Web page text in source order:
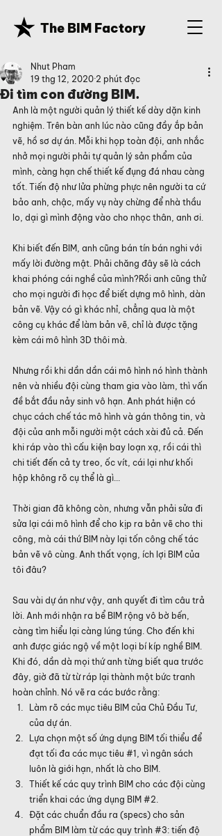
The BIM Factory
Đi tìm con đường BIM.
Nhut Pham
19 thg 12, 2020 2 phút đọc
Anh là một người quản lý thiết kế dày dặn kinh
nghiệm. Trên bàn anh lúc nào cũng đầy ắp bản
vẽ, hồ sơ dự án. Mỗi khi họp toàn đội, anh nhắc
nhở mọi người phải tự quản lý sản phẩm của
mình, càng hạn chế thiết kế đụng đá nhau càng
tốt. Tiến độ như lửa phừng phực nên người ta cứ
bảo anh, chậc, mấy vụ này chừng để nhà thầu
lo, dại gì mình động vào cho nhọc thân, anh ơi.
Khi biết đến BIM, anh cũng bán tín bán nghi với
mấy lời đường mật. Phải chăng đây sẽ là cách
khai phóng cái nghề của mình?Rồi anh cũng thử
cho mọi người đi học để biết dựng mô hình, dàn
bản vẽ. Vậy có gì khác nhỉ, chẳng qua là một
công cụ khác để làm bản vẽ, chỉ là được tặng
kèm cái mô hình 3D thôi mà.
Nhưng rồi khi dần dần cái mô hình nó hình thành
nên và nhiều đội cùng tham gia vào làm, thì vấn
đề bắt đầu nảy sinh vô hạn. Anh phát hiện có
chục cách chế tác mô hình và gán thông tin, và
đội của anh mỗi người một cách xài đủ cả. Đến
khi ráp vào thì cấu kiện bay loạn xạ, rồi cái thì
chi tiết đến cả ty treo, ốc vít, cái lại như khối
hộp không rõ cụ thể là gì...
Thời gian đã không còn, nhưng vẫn phải sửa đi
sửa lại cái mô hình để cho kịp ra bản vẽ cho thi
công, mà cái thứ BIM này lại tốn công chế tác
bản vẽ vô cùng. Anh thất vọng, ích lợi BIM của
tôi đâu?
Sau vài dự án như vậy, anh quyết đi tìm câu trả
lời. Anh mới nhận ra bể BIM rộng vô bờ bến,
càng tìm hiểu lại càng lúng túng. Cho đến khi
anh được giác ngộ về một loại bí kíp nghề BIM.
Khi đó, dần dà mọi thứ anh từng biết qua trước
đây, giờ đã từ từ ráp lại thành một bức tranh
hoàn chỉnh. Nó vẽ ra các bước rằng:
Làm rõ các mục tiêu BIM của Chủ Đầu Tư,
của dự án.
Lựa chọn một số ứng dụng BIM tối thiểu để
đạt tối đa các mục tiêu #1 , vì ngân sách
luôn là giới hạn, nhất là cho BIM.
Thiết kế các quy trình BIM cho các đội cùng
triển khai các ứng dụng BIM #2.
Đặt các chuẩn đầu ra (specs) cho sản
phẩm BIM làm từ các quy trình #3: tiến độ